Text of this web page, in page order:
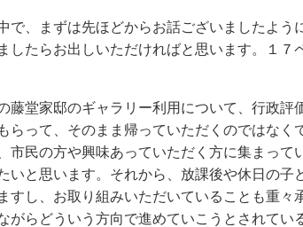
で、まずは先ほどからお話ございましたよう
たらお出しいただければと思います。１７
藤堂家邸のギャラリー利用について、行政評
って、そのまま帰っていただくのではなく
民の方や興味あっていただく方に集まって
と思います。それから、放課後や休日の子
し、お取り組みいただいていることも重々
らどういう方向で進めていこうとされてい